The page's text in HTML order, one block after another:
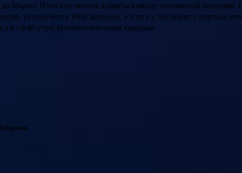
Маркет Плюса не можем добраться ввиду непонятной нагрузки.
то получится 1000 запросов, в итоге у последнего портала
в ~9:40 утра! Непозволительная задержка